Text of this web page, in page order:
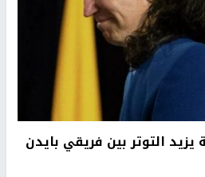
يزيد التوتر بين فريقي بايدن